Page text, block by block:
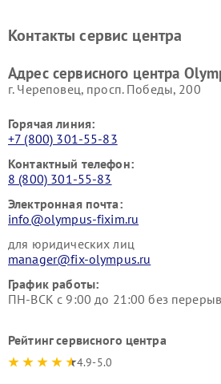
Контакты сервис центра
Адрес сервисного центра
г. Череповец, просп. Победы, 200
Горячая линия:
+7 (800) 301-55-83
Контактный телефон:
8 (800) 301-55-83
Электронная почта:
info@olympus-fixim.ru
для юридических лиц
manager@fix-olympus.ru
График работы:
ПН-ВСК с 9:00 до 21:00 без
Рейтинг сервисного центра
4.9-5.0